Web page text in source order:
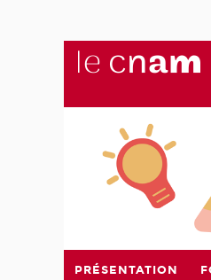
PRÉSENTATION